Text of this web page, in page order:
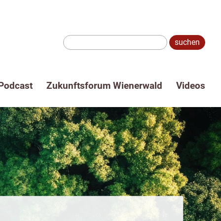
Suche:
Zukunftsforum Wienerwald Videos